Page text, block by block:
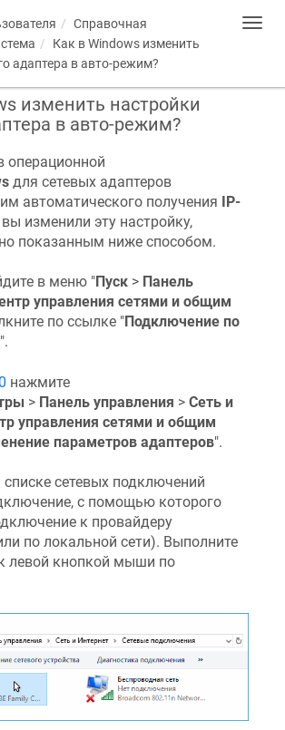
Справочная
Как в Windows изменить
адаптера в авто-режим?
изменить настройки
в авто-режим?
для сетевых адаптеров
автоматического получения IP-
вы изменили эту настройку,
показанным ниже способом.
в меню "Пуск > Панель
управления сетями и общим
по ссылке "Подключение по
".
нажмите
> Панель управления > Сеть и
управления сетями и общим
параметров адаптеров".
сетевых подключений
с помощью которого
к провайдеру
по локальной сети). Выполните
левой кнопкой мыши по